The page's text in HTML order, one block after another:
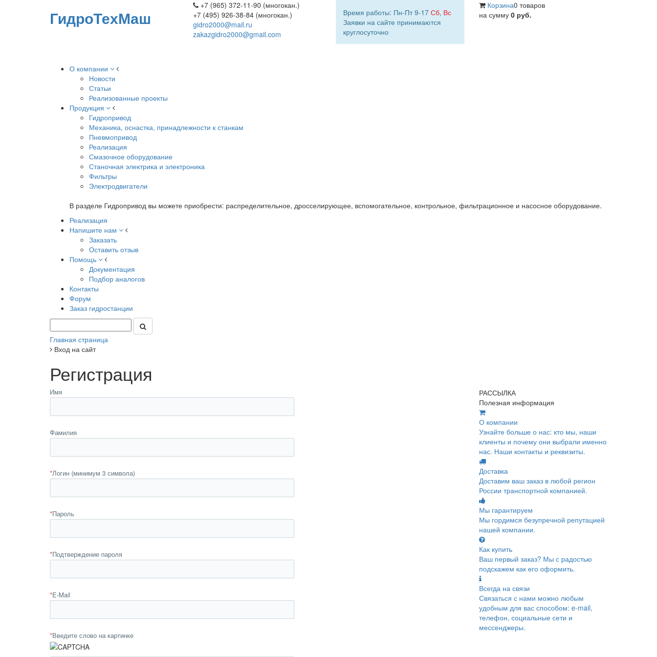
ГидроТехМаш
+7 (965) 372-11-90 (многокан.)
+7 (495) 926-38-84 (многокан.)
gidro2000@mail.ru
zakazgidro2000@gmail.com
Время работы: Пн-Пт 9-17 Сб, Вс
Заявки на сайте принимаются
круглосуточно
Корзина0 товаров
на сумму 0 руб.
О компании
Новости
Статьи
Реализованные проекты
Продукция
Гидропривод
Механика, оснастка, принадлежности к станкам
Пневмопривод
Реализация
Смазочное оборудование
Станочная электрика и электроника
Фильтры
Электродвигатели
В разделе Гидропривод вы можете приобрести: распределительное, дросселирующее, вспомогательное, контрольное, фильтрационное и насосное оборудование.
Реализация
Напишите нам
Заказать
Оставить отзыв
Помощь
Документация
Подбор аналогов
Контакты
Форум
Заказ гидростанции
Главная страница
Вход на сайт
Регистрация
Имя
Фамилия
*Логин (минимум 3 символа)
*Пароль
*Подтверждение пароля
*E-Mail
*Введите слово на картинке
РАССЫЛКА
Полезная информация
О компании
Узнайте больше о нас: кто мы, наши
клиенты и почему они выбрали именно
нас. Наши контакты и реквизиты.
Доставка
Доставим ваш заказ в любой регион
России транспортной компанией.
Мы гарантируем
Мы гордимся безупречной репутацией
нашей компании.
Как купить
Ваш первый заказ? Мы с радостью
подскажем как его оформить.
Всегда на связи
Связаться с нами можно любым
удобным для вас способом: e-mail,
телефон, социальные сети и
мессенджеры.